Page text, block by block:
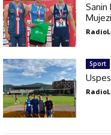
Sanin
Sport